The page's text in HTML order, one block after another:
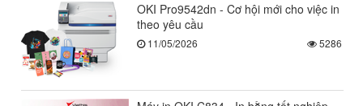
OKI Pro9542dn - Cơ hội mới cho việc in
theo yêu cầu
11/05/2026 5286